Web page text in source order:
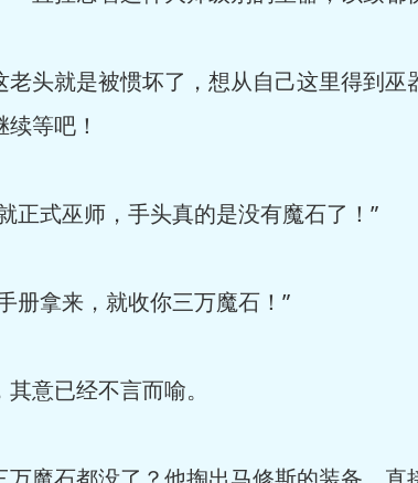
头就是被惯坏了，想从自己这里得到巫
等吧！
正式巫师，手头真的是没有魔石了！”
册拿来，就收你三万魔石！”
意已经不言而喻。